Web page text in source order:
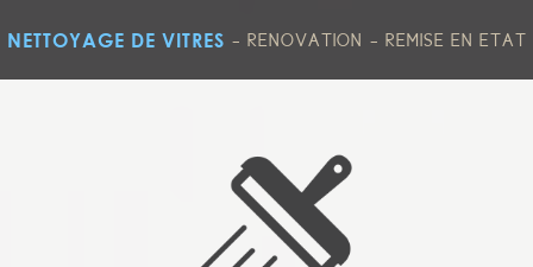
NETTOYAGE DE VITRES - RENOVATION - REMISE EN ETAT